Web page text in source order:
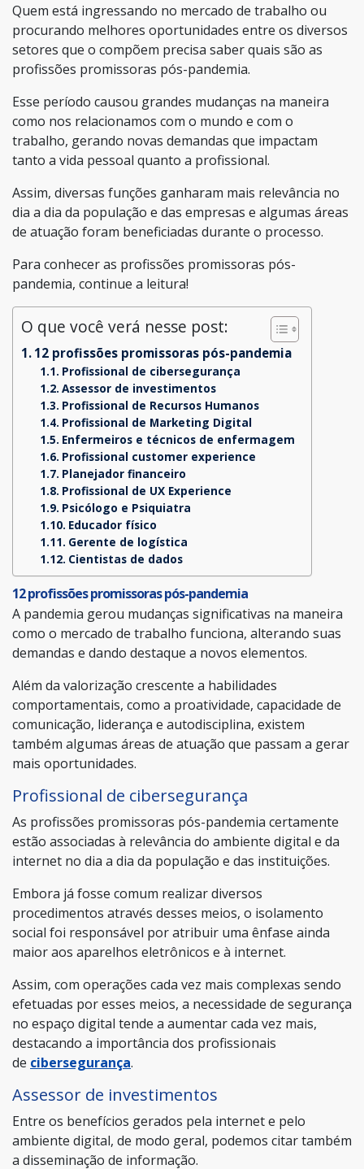
Quem está ingressando no mercado de trabalho ou
procurando melhores oportunidades entre os diversos
setores que o compõem precisa saber quais são as
profissões promissoras pós-pandemia.
Esse período causou grandes mudanças na maneira
como nos relacionamos com o mundo e com o
trabalho, gerando novas demandas que impactam
tanto a vida pessoal quanto a profissional.
Assim, diversas funções ganharam mais relevância no
dia a dia da população e das empresas e algumas áreas
de atuação foram beneficiadas durante o processo.
Para conhecer as profissões promissoras pós-
pandemia, continue a leitura!
O que você verá nesse post:
12 profissões promissoras pós-pandemia
Profissional de cibersegurança
Assessor de investimentos
Profissional de Recursos Humanos
Profissional de Marketing Digital
Enfermeiros e técnicos de enfermagem
Profissional customer experience
Planejador financeiro
Profissional de UX Experience
Psicólogo e Psiquiatra
Educador físico
Gerente de logística
Cientistas de dados
12 profissões promissoras pós-pandemia
A pandemia gerou mudanças significativas na maneira
como o mercado de trabalho funciona, alterando suas
demandas e dando destaque a novos elementos.
Além da valorização crescente a habilidades
comportamentais, como a proatividade, capacidade de
comunicação, liderança e autodisciplina, existem
também algumas áreas de atuação que passam a gerar
mais oportunidades.
Profissional de cibersegurança
As profissões promissoras pós-pandemia certamente
estão associadas à relevância do ambiente digital e da
internet no dia a dia da população e das instituições.
Embora já fosse comum realizar diversos
procedimentos através desses meios, o isolamento
social foi responsável por atribuir uma ênfase ainda
maior aos aparelhos eletrônicos e à internet.
Assim, com operações cada vez mais complexas sendo
efetuadas por esses meios, a necessidade de segurança
no espaço digital tende a aumentar cada vez mais,
destacando a importância dos profissionais
de cibersegurança.
Assessor de investimentos
Entre os benefícios gerados pela internet e pelo
ambiente digital, de modo geral, podemos citar também
a disseminação de informação.